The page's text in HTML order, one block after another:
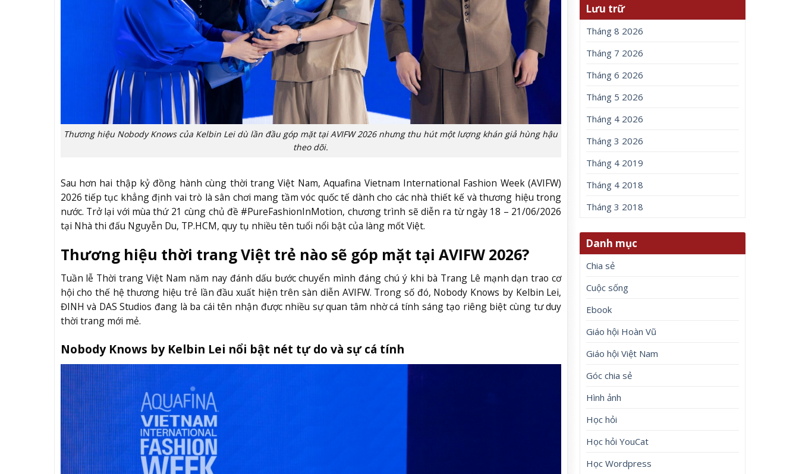
Thương hiệu Nobody Knows của Kelbin Lei dù lần đầu góp mặt tại AVIFW 2026 nhưng thu hút một lượng khán giả hùng hậu
theo dõi.
Sau hơn hai thập kỷ đồng hành cùng thời trang Việt Nam, Aquafina Vietnam International Fashion Week (AVIFW)
2026 tiếp tục khẳng định vai trò là sân chơi mang tầm vóc quốc tế dành cho các nhà thiết kế và thương hiệu trong
nước. Trở lại với mùa thứ 21 cùng chủ đề #PureFashionInMotion, chương trình sẽ diễn ra từ ngày 18 – 21/06/2026
tại Nhà thi đấu Nguyễn Du, TP.HCM, quy tụ nhiều tên tuổi nổi bật của làng mốt Việt.
Thương hiệu thời trang Việt trẻ nào sẽ góp mặt tại AVIFW 2026?
Tuần lễ Thời trang Việt Nam năm nay đánh dấu bước chuyển mình đáng chú ý khi bà Trang Lê mạnh dạn trao cơ
hội cho thế hệ thương hiệu trẻ lần đầu xuất hiện trên sàn diễn AVIFW. Trong số đó, Nobody Knows by Kelbin Lei,
ĐINH và DAS Studios đang là ba cái tên nhận được nhiều sự quan tâm nhờ cá tính sáng tạo riêng biệt cùng tư duy
thời trang mới mẻ.
Nobody Knows by Kelbin Lei nổi bật nét tự do và sự cá tính
Lưu trữ
Tháng 8 2026
Tháng 7 2026
Tháng 6 2026
Tháng 5 2026
Tháng 4 2026
Tháng 3 2026
Tháng 4 2019
Tháng 4 2018
Tháng 3 2018
Danh mục
Chia sẻ
Cuộc sống
Ebook
Giáo hội Hoàn Vũ
Giáo hội Việt Nam
Góc chia sẻ
Hình ảnh
Học hỏi
Học hỏi YouCat
Học Wordpress